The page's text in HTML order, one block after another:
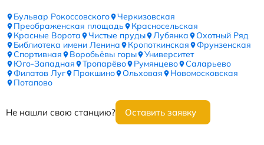
Бульвар Рокоссовского
Черкизовская
Преображенская площадь
Красносельская
Красные Ворота
Чистые пруды Лубянка
Охотный Ряд
Библиотека имени Ленина
Кропоткинская
Фрунзенская
Спортивная
Воробьёвы горы
Университет
Юго-Западная
Тропарёво Румянцево
Саларьево
Филатов Луг
Прокшино Ольховая
Новомосковская
Потапово
Не нашли свою станцию? Оставить заявку